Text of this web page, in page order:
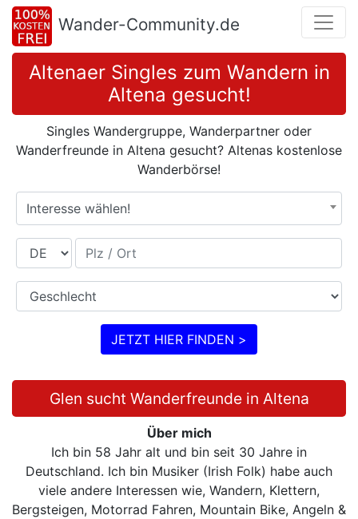
Wander-Community.de
Altenaer Singles zum Wandern in
Altena gesucht!
Singles Wandergruppe, Wanderpartner oder
Wanderfreunde in Altena gesucht? Altenas kostenlose
Wanderbörse!
Interesse wählen!
Land Plz / Ort
Geschlecht
JETZT HIER FINDEN >
Glen sucht Wanderfreunde in Altena
Über mich
Ich bin 58 Jahr alt und bin seit 30 Jahre in
Deutschland. Ich bin Musiker (Irish Folk) habe auch
viele andere Interessen wie, Wandern, Klettern,
Bergsteigen, Motorrad Fahren, Mountain Bike, Angeln &